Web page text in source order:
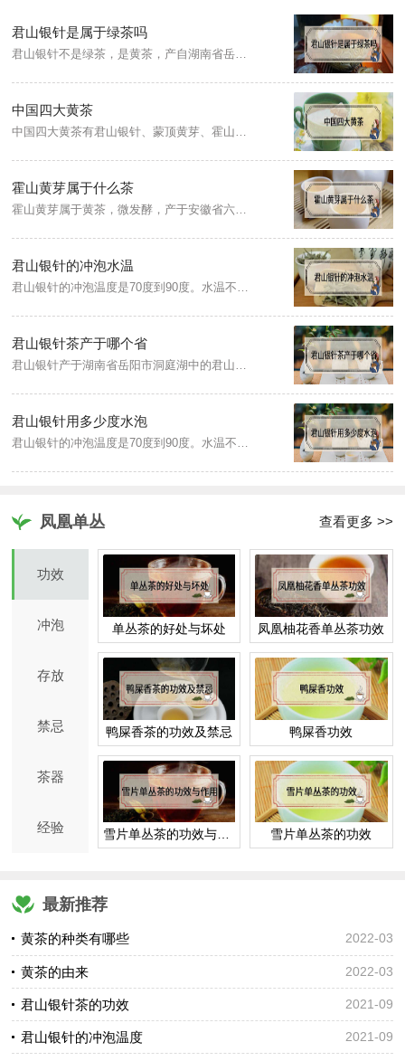
君山银针是属于绿茶吗
君山银针不是绿茶，是黄茶，产自湖南省岳阳洞庭湖中的君山，全由芽头制成，茶身满布毫毛，色泽鲜亮。成品茶芽头茁壮，长短大小均匀，内呈橙黄色，外裹一层白毫。
中国四大黄茶
中国四大黄茶有君山银针、蒙顶黄芽、霍山黄芽、远安黄茶。黄茶是茶农在炒青绿茶的时候，因杀青、揉捻干燥度不够、不及时的情况下，茶叶的颜色从绿色变成了黄色，便产生了黄茶。
霍山黄芽属于什么茶
霍山黄芽属于黄茶，微发酵，产于安徽省六安市霍山县海拔600米以上山区，是采摘一芽一叶、一芽二叶初展为原料，经杀青、毛火、摊放、足火、拣剔、复火等工序制成，成品茶具有形似雀舌、清香持久、鲜醇浓厚的显著特点。
君山银针的冲泡水温
君山银针的冲泡温度是70度到90度。水温不能太低，因为水温如果太低，君山银针不能在短时间内充水，就会横躺在水面上，失去观赏性。另外，水温也不宜过高，会破坏茶中的物质，失去饮用价值。
君山银针茶产于哪个省
君山银针产于湖南省岳阳市洞庭湖中的君山，形细如针，故名君山银针。岛上土壤肥沃，多为砂质土壤，相对湿度较大，气候湿润，春夏季湖水蒸发，云雾弥漫，岛上树木丛生，自然环境适宜茶树生长，山地遍布茶园。
君山银针用多少度水泡
君山银针的冲泡温度是70度到90度。水温不能太低，因为水温如果太低，君山银针不能在短时间内充水，就会横躺在水面上，失去观赏性。另外，水温也不宜过高，会破坏茶中的物质，失去饮用价值。
凤凰单丛 查看更多 >>
功效
冲泡
存放
禁忌
茶器
经验
单丛茶的好处与坏处 凤凰柚花香单丛茶功效
鸭屎香茶的功效及禁忌 鸭屎香功效
雪片单丛茶的功效与作用 雪片单丛茶的功效
最新推荐
黄茶的种类有哪些 2022-03
黄茶的由来 2022-03
君山银针茶的功效 2021-09
君山银针的冲泡温度 2021-09